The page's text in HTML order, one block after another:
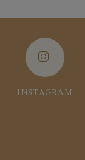
INSTAGRAM